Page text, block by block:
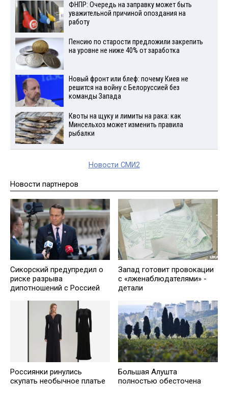
ФНПР: Очередь на заправку может быть
уважительной причиной опоздания на
работу
Пенсию по старости предложили закрепить
на уровне не ниже 40% от заработка
Новый фронт или блеф: почему Киев не
решится на войну с Белоруссией без
команды Запада
Квоты на щуку и лимиты на рака: как
Минсельхоз может изменить правила
рыбалки
Новости СМИ2
Новости партнеров
Сикорский предупредил о
риске разрыва
дипотношений с Россией
Запад готовит провокации
с «лженаблюдателями» -
детали
Россиянки ринулись
скупать необычное платье
Большая Алушта
полностью обесточена